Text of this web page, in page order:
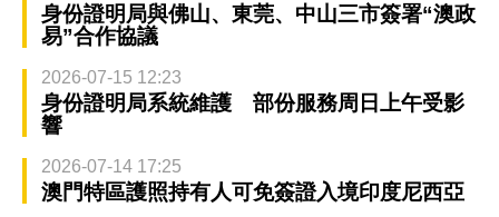
身份證明局與佛山、東莞、中山三市簽署“澳政
易”合作協議
2026-07-15 12:23
身份證明局系統維護 部份服務周日上午受影
響
2026-07-14 17:25
澳門特區護照持有人可免簽證入境印度尼西亞